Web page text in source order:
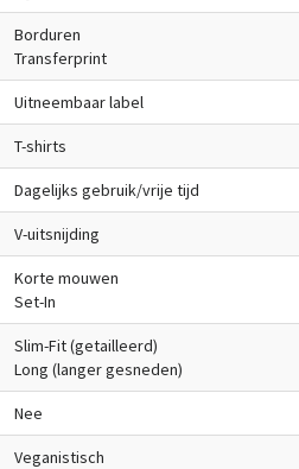
Borduren
Transferprint
Uitneembaar label
T-shirts
Dagelijks gebruik/vrije tijd
V-uitsnijding
Korte mouwen
Set-In
Slim-Fit (getailleerd)
Long (langer gesneden)
Nee
Veganistisch